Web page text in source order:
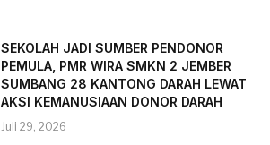
SEKOLAH JADI SUMBER PENDONOR
PEMULA, PMR WIRA SMKN 2 JEMBER
SUMBANG 28 KANTONG DARAH LEWAT
AKSI KEMANUSIAAN DONOR DARAH
Juli 29, 2026